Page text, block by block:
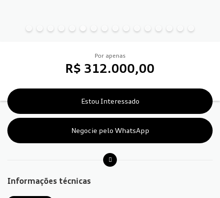
Por apenas
R$ 312.000,00
Estou Interessado
Negocie pelo WhatsApp
Informações técnicas